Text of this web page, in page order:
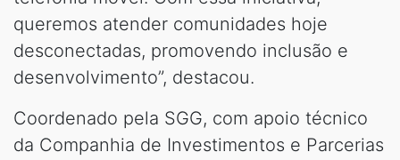
queremos atender comunidades hoje
desconectadas, promovendo inclusão e
desenvolvimento”, destacou.
Coordenado pela SGG, com apoio técnico
da Companhia de Investimentos e Parcerias